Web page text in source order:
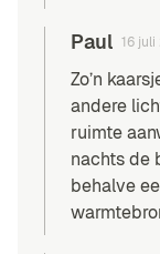
Paul 16 juli
Zo’n
andere
ruimte
nachts de
behalve